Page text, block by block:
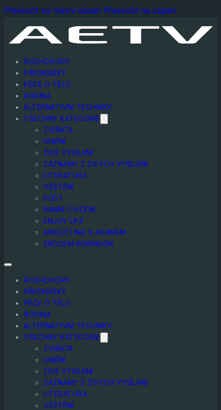
Přeskočit na hlavní obsah Přeskočit na zápatí
ROZHOVORY
PŘEDNÁŠKY
PÉČE O TĚLO
RODINA
ALTERNATIVNÍ TECHNIKY
VŠECHNY KATEGORIE
ZVÍŘATA
UMĚNÍ
ŽIVÉ VYSÍLÁNÍ
ZÁZNAMY Z ŽIVÝCH VYSÍLÁNÍ
LITERATURA
VĚŠTĚNÍ
PŮST
RANNÍ CVIČENÍ
ENJOY LIFE
ANGLIČTINA S ADAMEM
SRDCEM ROBINSON
ROZHOVORY
PŘEDNÁŠKY
PÉČE O TĚLO
RODINA
ALTERNATIVNÍ TECHNIKY
VŠECHNY KATEGORIE
ZVÍŘATA
UMĚNÍ
ŽIVÉ VYSÍLÁNÍ
ZÁZNAMY Z ŽIVÝCH VYSÍLÁNÍ
LITERATURA
VĚŠTĚNÍ